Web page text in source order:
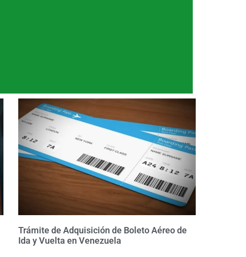
Trámite de Adquisición de Boleto Aéreo de
Ida y Vuelta en Venezuela